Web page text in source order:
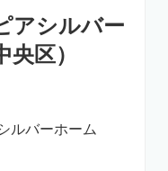
アシルバー
区）